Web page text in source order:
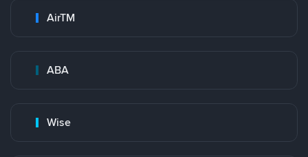
AirTM
ABA
Wise